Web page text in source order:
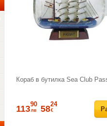
Кораб в бутилка Sea Club
11390
лв 5824
€